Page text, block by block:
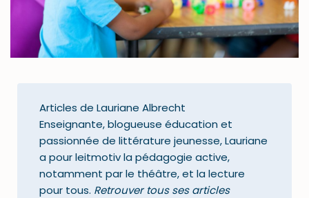
Articles de Lauriane Albrecht
Enseignante, blogueuse éducation et
passionnée de littérature jeunesse, Lauriane
a pour leitmotiv la pédagogie active,
notamment par le théâtre, et la lecture
pour tous. Retrouver tous ses articles